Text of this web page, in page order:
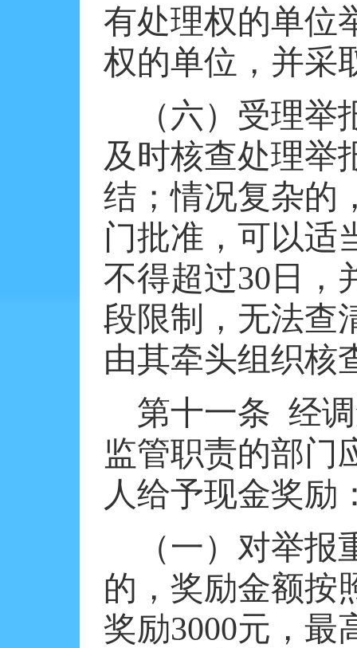
有处理权的单位
权的单位，并采
（六）受理
及时核查处理举
结；情况复杂的
门批准，可以适
不得超过30 日，
段限制，无法查
由其牵头组织核
第十一条 经
监管职责的部门
人给予现金奖励
（一）对举
的，奖励金额按
奖励3000元，最